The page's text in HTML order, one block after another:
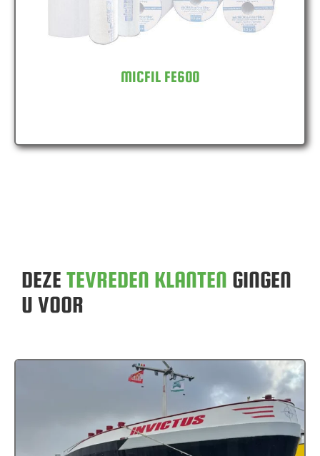
MICFIL FE600
DEZE TEVREDEN KLANTEN GINGEN
U VOOR